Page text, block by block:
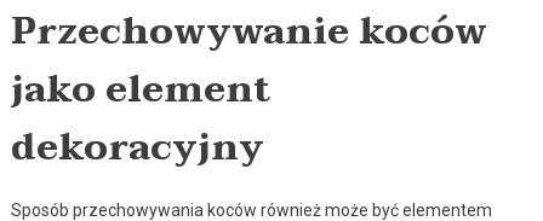
Przechowywanie koców
jako element
dekoracyjny
Sposób przechowywania koców również może być elementem